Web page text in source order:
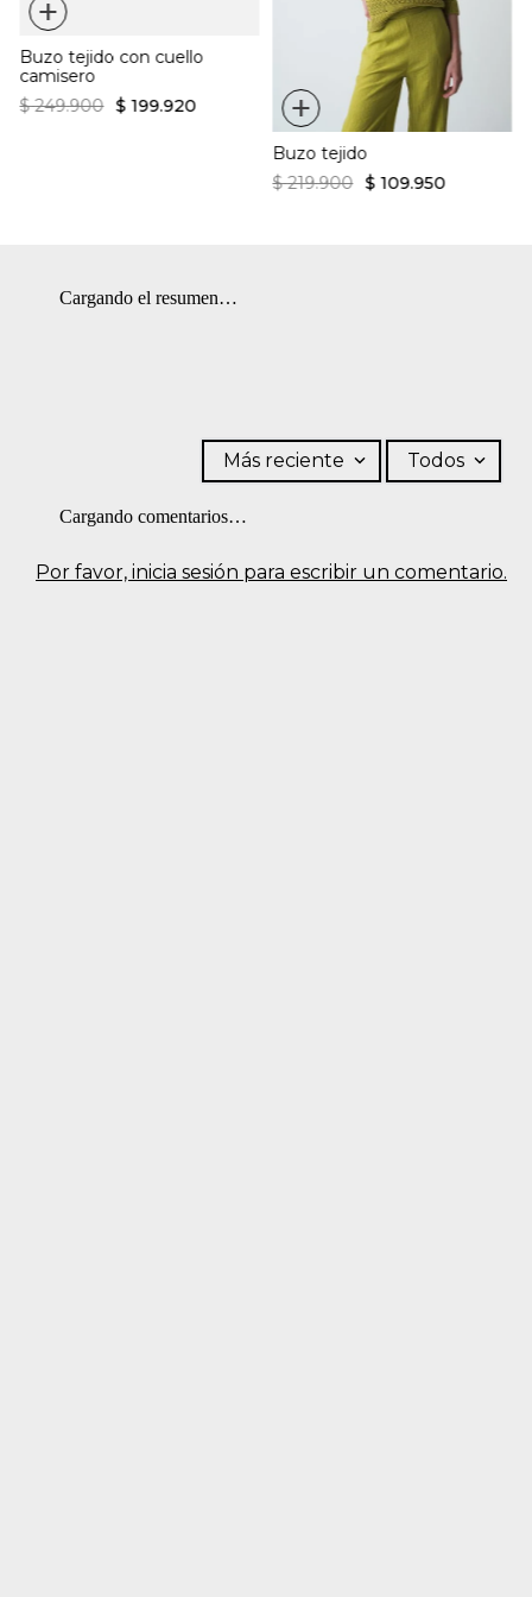
en máquina. BLANQUEADO: No usar blanqueador.
+
Buzo tejido con cuello
camisero
$ 249.900 $ 199.920 +
Buzo tejido
$ 219.900 $ 109.950
Cargando el resumen…
Por favor, inicia sesión para escribir un comentario.
Más reciente Todos
Cargando comentarios…